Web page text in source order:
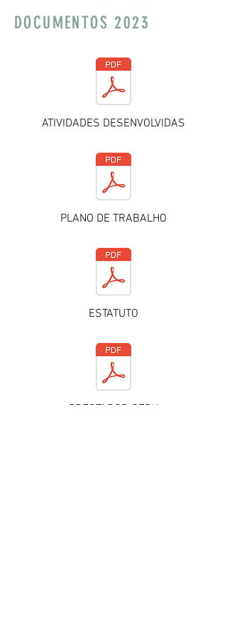
DOCUMENTOS 2023
ATIVIDADES DESENVOLVIDAS
PLANO DE TRABALHO
ESTATUTO
PRESTADOR SERV